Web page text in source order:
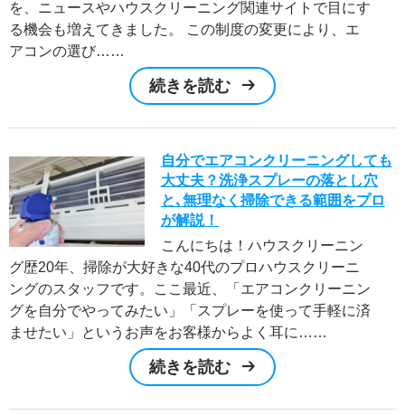
を、ニュースやハウスクリーニング関連サイトで目にす
る機会も増えてきました。 この制度の変更により、エ
アコンの選び……
続きを読む
自分でエアコンクリーニングしても
大丈夫？洗浄スプレーの落とし穴
と､無理なく掃除できる範囲をプロ
が解説！
こんにちは！ハウスクリーニン
グ歴20年、掃除が大好きな40代のプロハウスクリーニ
ングのスタッフです。ここ最近、「エアコンクリーニン
グを自分でやってみたい」「スプレーを使って手軽に済
ませたい」というお声をお客様からよく耳に……
続きを読む